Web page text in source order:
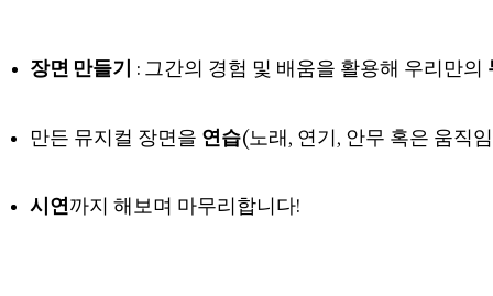
장면 만들기 : 그간의 경험 및 배움을 활용해 우리만의
만든 뮤지컬 장면을 연습(노래, 연기, 안무 혹은 움직
시연까지 해보며 마무리합니다!